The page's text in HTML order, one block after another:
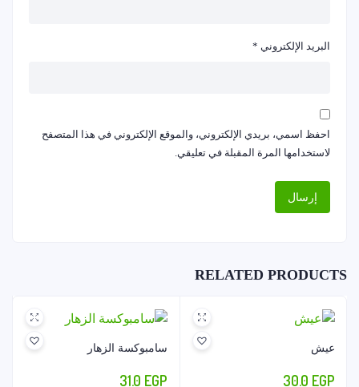
البريد الإلكتروني *
احفظ اسمي، بريدي الإلكتروني، والموقع الإلكتروني في هذا المتصفح
لاستخدامها المرة المقبلة في تعليقي.
RELATED PRODUCTS
عيش
30.0 EGP
سامبوكسة الزهار
31.0 EGP